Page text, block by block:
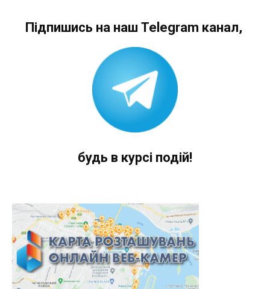
Підпишись на наш Telegram канал,
будь в курсі подій!